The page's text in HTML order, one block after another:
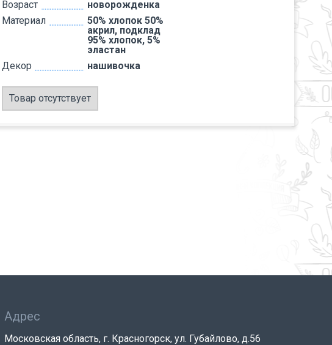
Возраст
новорожденка
Материал
50% хлопок 50%
акрил, подклад
95% хлопок, 5%
эластан
Декор
нашивочка
Товар отсутствует
Адрес
Московская область, г. Красногорск, ул. Губайлово, д.56